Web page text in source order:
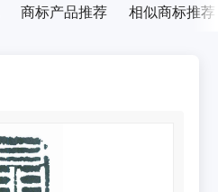
商标产品推荐 相似商标推荐